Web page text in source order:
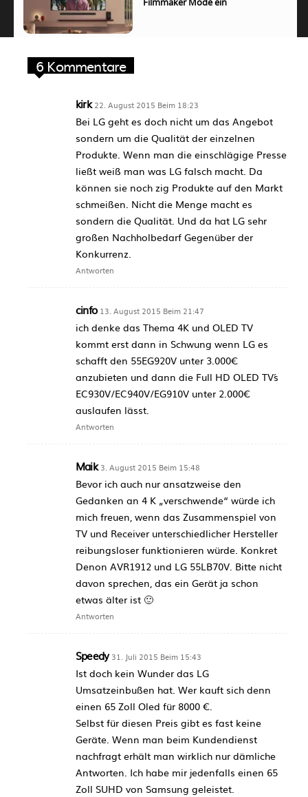
Filmmaker Mode ein
6 Kommentare
kirk 22. August 2015 Beim 18:23
Bei LG geht es doch nicht um das Angebot
sondern um die Qualität der einzelnen
Produkte. Wenn man die einschlägige Presse
ließt weiß man was LG falsch macht. Da
können sie noch zig Produkte auf den Markt
schmeißen. Nicht die Menge macht es
sondern die Qualität. Und da hat LG sehr
großen Nachholbedarf Gegenüber der
Konkurrenz.
Antworten
cinfo 13. August 2015 Beim 21:47
ich denke das Thema 4K und OLED TV
kommt erst dann in Schwung wenn LG es
schafft den 55EG920V unter 3.000€
anzubieten und dann die Full HD OLED TV´s
EC930V/EC940V/EG910V unter 2.000€
auslaufen lässt.
Antworten
Maik 3. August 2015 Beim 15:48
Bevor ich auch nur ansatzweise den
Gedanken an 4 K „verschwende“ würde ich
mich freuen, wenn das Zusammenspiel von
TV und Receiver unterschiedlicher Hersteller
reibungsloser funktionieren würde. Konkret
Denon AVR1912 und LG 55LB70V. Bitte nicht
davon sprechen, das ein Gerät ja schon
etwas älter ist 🙂
Antworten
Speedy 31. Juli 2015 Beim 15:43
Ist doch kein Wunder das LG
Umsatzeinbußen hat. Wer kauft sich denn
einen 65 Zoll Oled für 8000 €.
Selbst für diesen Preis gibt es fast keine
Geräte. Wenn man beim Kundendienst
nachfragt erhält man wirklich nur dämliche
Antworten. Ich habe mir jedenfalls einen 65
Zoll SUHD von Samsung geleistet.